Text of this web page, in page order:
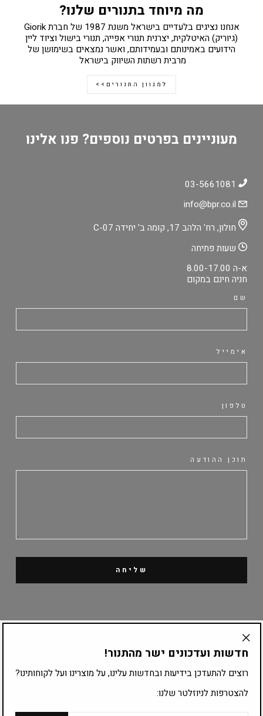
מה מיוחד בתנורים שלנו?
אנחנו נציגים בלעדיים בישראל משנת 1987 של חברת Giorik
(גיוריק) האיטלקית, יצרנית תנורי אפייה, תנורי בישול וציוד ליין
הידועים באמינותם ובעמידותם, ואשר נמצאים בשימושן של
מרבית רשתות השיווק בישראל
למגוון התנורים>>
מעוניינים בפרטים נוספים? פנו אלינו
חולון, רח' הלהב 17, קומה ב' יחידה C-07
שעות פתיחה
א-ה 8.00-17.00
חניה חינם במקום
שם
אימייל
טלפון
תוכן ההודעה
שליחה
קטלוג מוצרים
ציוד לפי עיסוק
חדשות ועדכונים ישר מהתנור!
רוצים להתעדכן בידיעות ובחדשות עלינו, על מוצרינו ועל לקוחותינו?
להצטרפות לניוזלטר שלנו:
"Translation
he.general.accessibility.close_modal"